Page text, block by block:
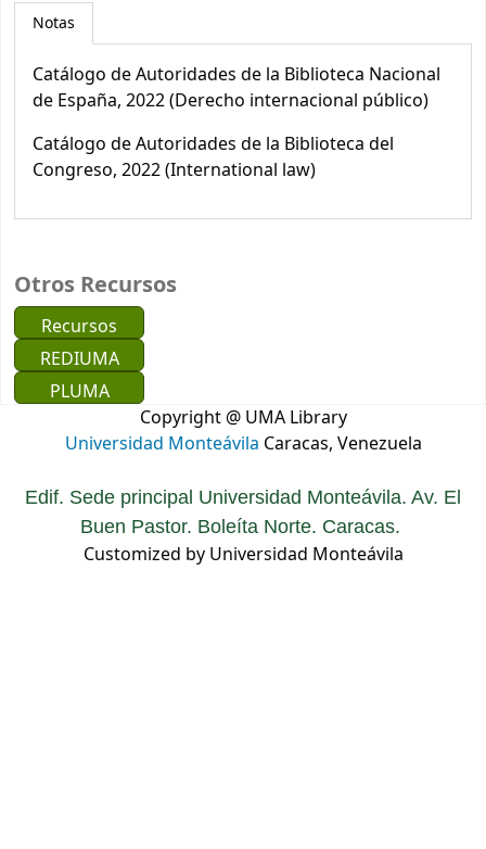
Otros Recursos
Recursos
REDIUMA
PLUMA
Notas
Catálogo de Autoridades de la Biblioteca Nacional
de España, 2022 (Derecho internacional público)
Catálogo de Autoridades de la Biblioteca del
Congreso, 2022 (International law)
Copyright @ UMA Library
Universidad Monteávila Caracas, Venezuela
Edif. Sede principal Universidad Monteávila. Av. El
Buen Pastor. Boleíta Norte. Caracas.
Customized by Universidad Monteávila